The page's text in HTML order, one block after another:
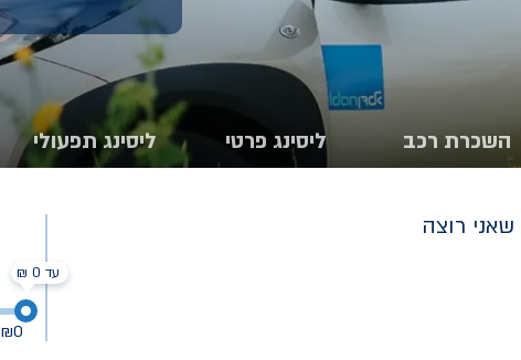
השכרת רכב ליסינג פרטי ליסינג תפעולי
רוצה
₪0
עד 0 ₪